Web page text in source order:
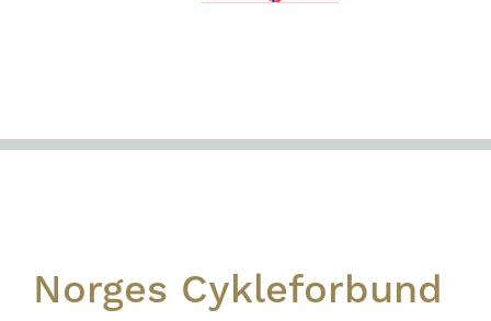
Footer
Norges Cykleforbund